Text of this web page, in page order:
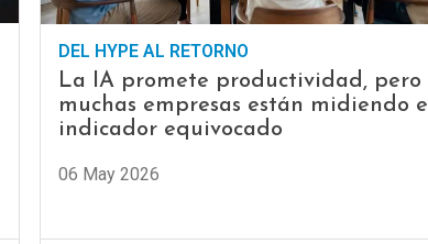
DEL HYPE AL RETORNO
La IA promete productividad, pero
muchas empresas están midiendo el
indicador equivocado
06 May 2026